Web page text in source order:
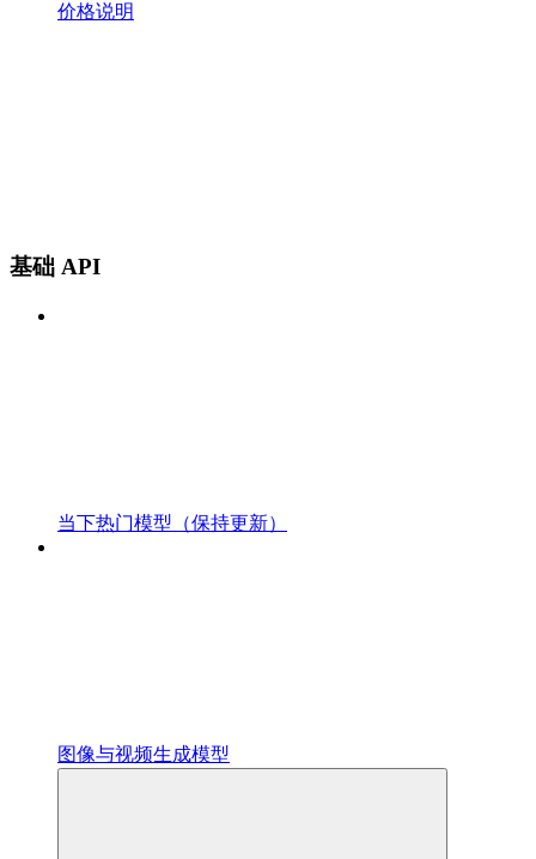
价格说明
基础 API
当下热门模型（保持更新）
图像与视频生成模型